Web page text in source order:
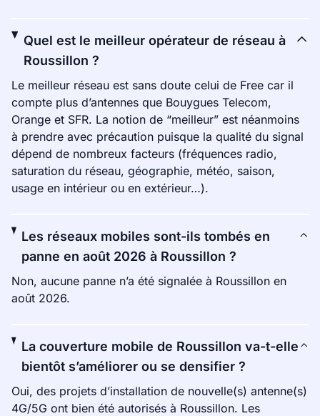
Quel est le meilleur opérateur de réseau à
Roussillon ?
Le meilleur réseau est sans doute celui de Free car il
compte plus d’antennes que Bouygues Telecom,
Orange et SFR. La notion de “meilleur” est néanmoins
à prendre avec précaution puisque la qualité du signal
dépend de nombreux facteurs (fréquences radio,
saturation du réseau, géographie, météo, saison,
usage en intérieur ou en extérieur…).
Les réseaux mobiles sont-ils tombés en
panne en août 2026 à Roussillon ?
Non, aucune panne n’a été signalée à Roussillon en
août 2026.
La couverture mobile de Roussillon va-t-elle
bientôt s’améliorer ou se densifier ?
Oui, des projets d’installation de nouvelle(s) antenne(s)
4G/5G ont bien été autorisés à Roussillon. Les